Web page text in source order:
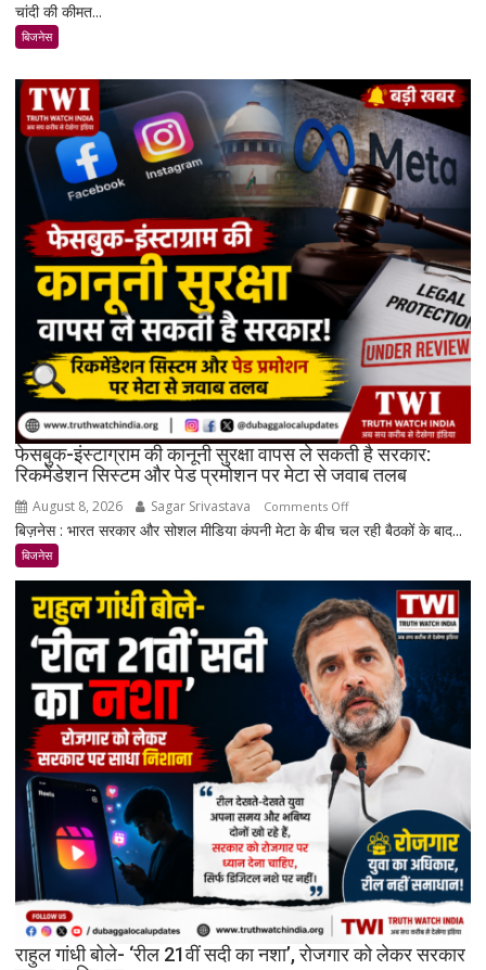
में
सोना
₹7,064
और
चांदी
₹14,094
महंगी,
रिकॉर्ड
के
करीब
पहुंचे
दाम
चांदी की कीमत...
बिजनेस
फेसबुक-इंस्टाग्राम की कानूनी सुरक्षा वापस ले सकती है सरकार:
रिकमेंडेशन सिस्टम और पेड प्रमोशन पर मेटा से जवाब तलब
August 8, 2026 Sagar Srivastava Comments Offon
फेसबुक-
कानूनी
सुरक्षा
वापस
ले
सकती
है
सरकार:
रिकमेंडेशन
सिस्टम
और
पेड
प्रमोशन
से
जवाब
बिज़नेस : भारत सरकार और सोशल मीडिया कंपनी मेटा के बीच चल रही बैठकों के बाद...
बिजनेस
राहुल गांधी बोले- ‘रील 21वीं सदी का नशा’, रोजगार को लेकर सरकार